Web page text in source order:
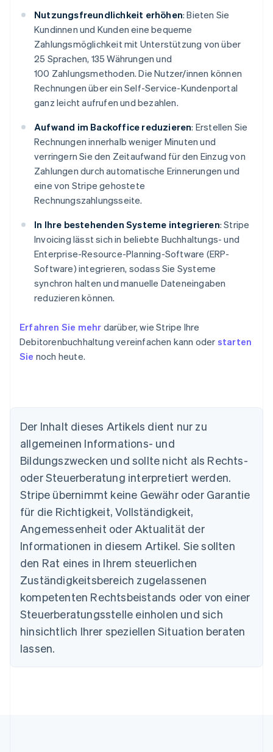
Nutzungsfreundlichkeit erhöhen: Bieten Sie
Kundinnen und Kunden eine bequeme
Zahlungsmöglichkeit mit Unterstützung von über
25 Sprachen, 135 Währungen und
100 Zahlungsmethoden. Die Nutzer/innen können
Rechnungen über ein Self-Service-Kundenportal
ganz leicht aufrufen und bezahlen.
Aufwand im Backoffice reduzieren: Erstellen Sie
Rechnungen innerhalb weniger Minuten und
verringern Sie den Zeitaufwand für den Einzug von
Zahlungen durch automatische Erinnerungen und
eine von Stripe gehostete
Rechnungszahlungsseite.
In Ihre bestehenden Systeme integrieren: Stripe
Invoicing lässt sich in beliebte Buchhaltungs- und
Enterprise-Resource-Planning-Software (ERP-
Software) integrieren, sodass Sie Systeme
synchron halten und manuelle Dateneingaben
reduzieren können.
Erfahren Sie mehr darüber, wie Stripe Ihre
Debitorenbuchhaltung vereinfachen kann oder starten
Sie noch heute.
Der Inhalt dieses Artikels dient nur zu
allgemeinen Informations- und
Bildungszwecken und sollte nicht als Rechts-
oder Steuerberatung interpretiert werden.
Stripe übernimmt keine Gewähr oder Garantie
für die Richtigkeit, Vollständigkeit,
Angemessenheit oder Aktualität der
Informationen in diesem Artikel. Sie sollten
den Rat eines in Ihrem steuerlichen
Zuständigkeitsbereich zugelassenen
kompetenten Rechtsbeistands oder von einer
Steuerberatungsstelle einholen und sich
hinsichtlich Ihrer speziellen Situation beraten
lassen.
Australien
English
Belgien
Brasilien
PortuguêsEnglish
Bulgarien
English
Dänemark
English
DeutschEnglish
Estland
English
Festlandchina
简体中文English
Finnland
Frankreich
FrançaisEnglish